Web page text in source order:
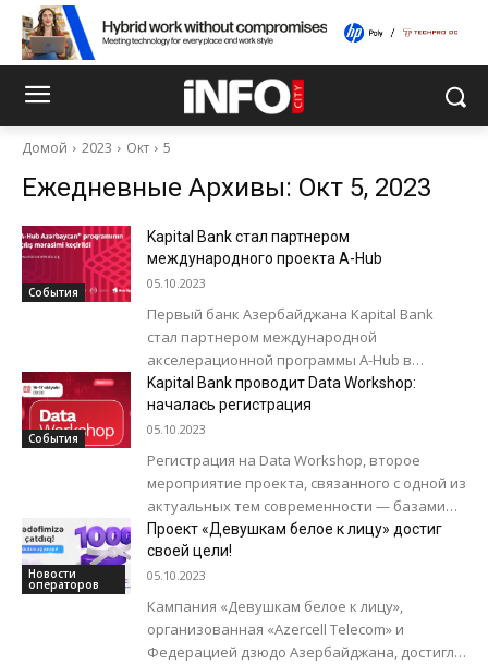
Домой 2023 Окт 5
Ежедневные Архивы: Окт 5, 2023
События
Kapital Bank стал партнером
международного проекта A-Hub
05.10.2023
Первый банк Азербайджана Kapital Bank
стал партнером международной
акселерационной программы A-Hub в
Азербайджане. Церемония открытия
проекта прошла при поддержке
Министерства культуры и Всемирной
исламской...
События
Kapital Bank проводит Data Workshop:
началась регистрация
05.10.2023
Регистрация на Data Workshop, второе
мероприятие проекта, связанного с одной из
актуальных тем современности — базами
данных, уже открыта. Проект реализуется
первым банком Азербайджана...
Новости
операторов
Проект «Девушкам белое к лицу» достиг
своей цели!
05.10.2023
Кампания «Девушкам белое к лицу»,
организованная «Azercell Telecom» и
Федерацией дзюдо Азербайджана, достигла